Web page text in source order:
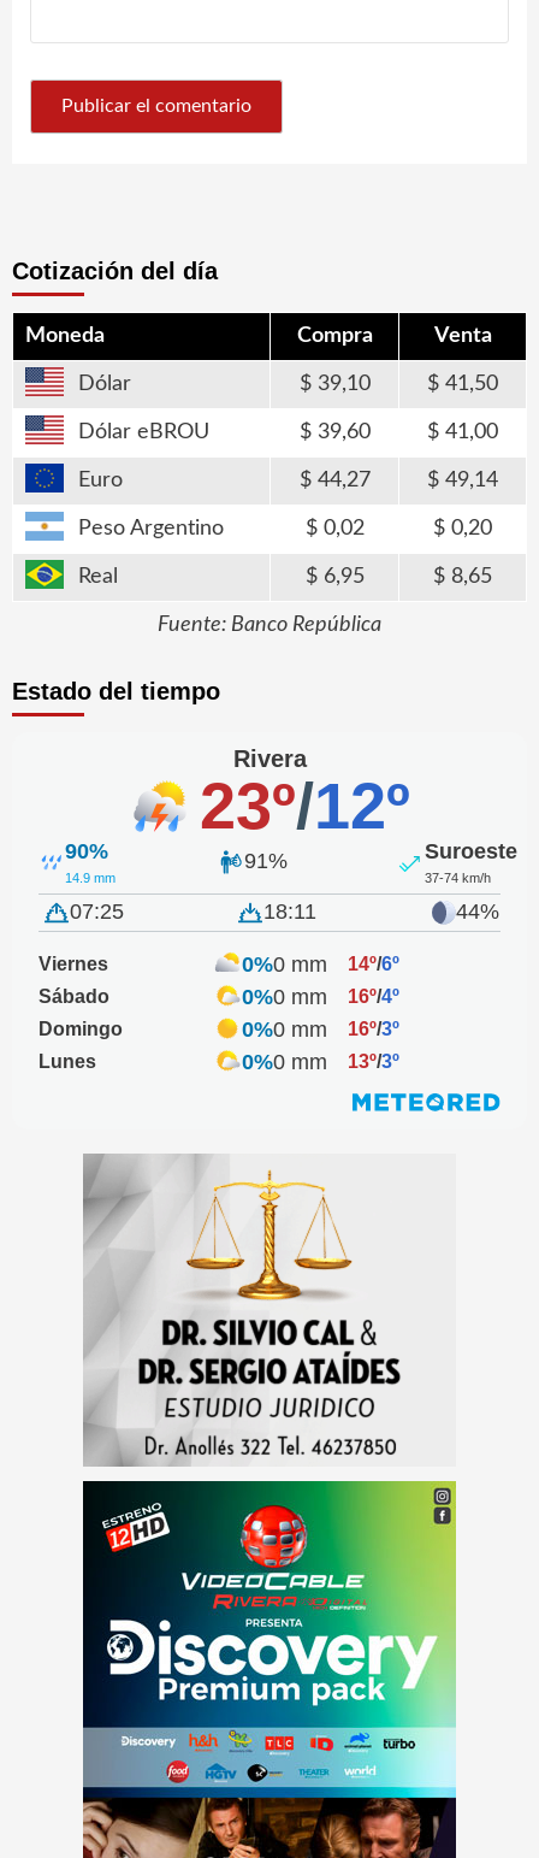
Cotización del día
Moneda Compra Venta
Dólar 39,10 41,50
Dólar eBROU 39,60 41,00
Euro 44,27 49,14
Peso Argentino 0,02 0,20
Real 6,95 8,65
Fuente: Banco República
Estado del tiempo
Rivera
23º/12º
90%
14.9 mm
91% Suroeste
37-74 km/h
07:25 18:11 44%
Viernes 0%0 mm 14º/6º
Sábado
0%0 mm 16º/4º
Domingo
0%0 mm 16º/3º
Lunes
0%0 mm 13º/3º